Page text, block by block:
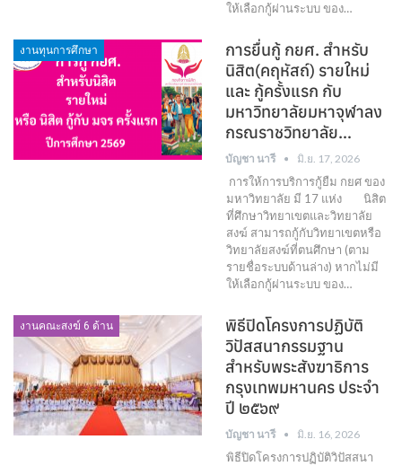
ให้เลือกกู้ผ่านระบบ ของ…
งานทุนการศึกษา
การยื่นกู้ กยศ. สำหรับ
นิสิต(คฤหัสถ์) รายใหม่
และ กู้ครั้งแรก กับ
มหาวิทยาลัยมหาจุฬาลง
กรณราชวิทยาลัย…
บัญชา นารี มิ.ย. 17, 2026
การให้การบริการกู้ยืม กยศ ของ
มหาวิทยาลัย มี 17 แห่ง นิสิต
ที่ศึกษาวิทยาเขตและวิทยาลัย
สงฆ์ สามารถกู้กับวิทยาเขตหรือ
วิทยาลัยสงฆ์ที่ตนศึกษา (ตาม
รายชื่อระบบด้านล่าง) หากไม่มี
ให้เลือกกู้ผ่านระบบ ของ…
งานคณะสงฆ์ 6 ด้าน
พิธีปิดโครงการปฏิบัติ
วิปัสสนากรรมฐาน
สำหรับพระสังฆาธิการ
กรุงเทพมหานคร ประจำ
ปี ๒๕๖๙
บัญชา นารี มิ.ย. 16, 2026
พิธีปิดโครงการปฏิบัติวิปัสสนา